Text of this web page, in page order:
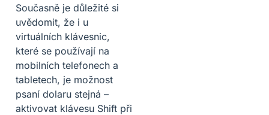
Současně je důležité si
uvědomit, že i u
virtuálních klávesnic,
které se používají na
mobilních telefonech a
tabletech, je možnost
psaní dolaru stejná –
aktivovat klávesu Shift při